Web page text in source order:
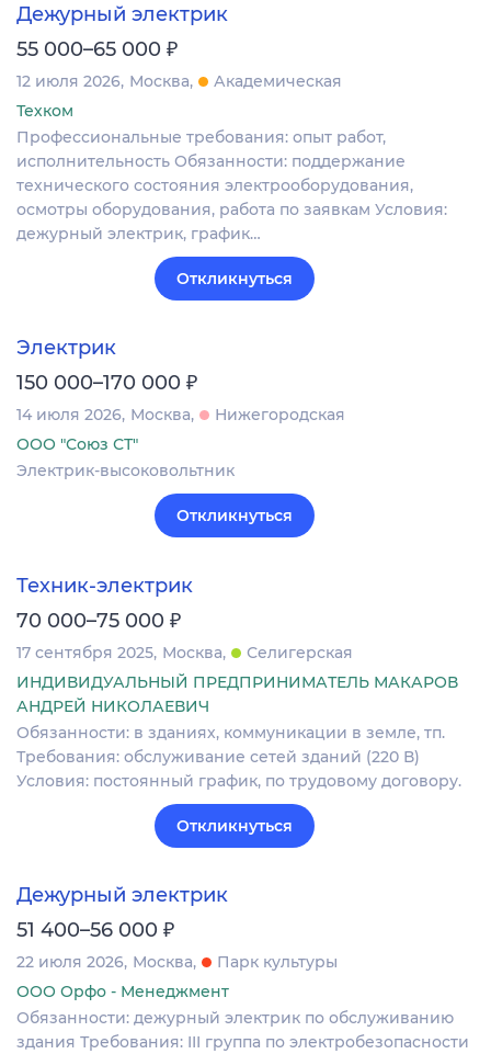
Дежурный электрик
55 000–65 000 ₽
12 июля 2026 Москва
Академическая
Техком
Профессиональные требования: опыт работ,
исполнительность Обязанности: поддержание
технического состояния электрооборудования,
осмотры оборудования, работа по заявкам Условия:
дежурный электрик, график…
Откликнуться
Электрик
150 000–170 000 ₽
14 июля 2026 Москва
Нижегородская
ООО "Союз СТ"
Электрик-высоковольтник
Откликнуться
Техник-электрик
70 000–75 000 ₽
17 сентября 2025 Москва
Селигерская
ИНДИВИДУАЛЬНЫЙ ПРЕДПРИНИМАТЕЛЬ МАКАРОВ
АНДРЕЙ НИКОЛАЕВИЧ
Обязанности: в зданиях, коммуникации в земле, тп.
Требования: обслуживание сетей зданий (220 В)
Условия: постоянный график, по трудовому договору.
Откликнуться
Дежурный электрик
51 400–56 000 ₽
22 июля 2026 Москва
Парк культуры
ООО Орфо - Менеджмент
Обязанности: дежурный электрик по обслуживанию
здания Требования: III группа по электробезопасности